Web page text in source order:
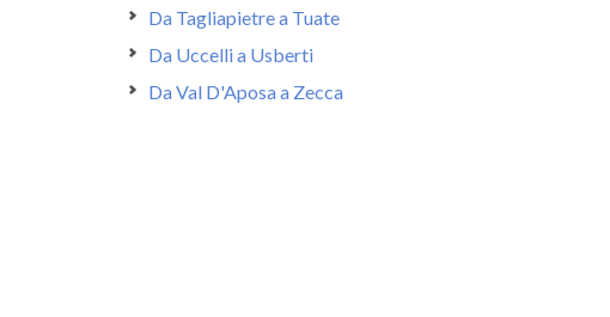
Da Tagliapietre a Tuate
Da Uccelli a Usberti
Da Val D'Aposa a Zecca